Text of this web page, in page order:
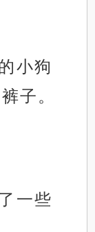
小狗
子。
一些